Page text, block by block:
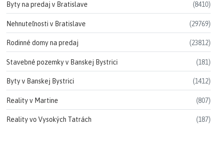
Byty na predaj v Bratislave (8410)
Nehnuteľnosti v Bratislave (29769)
Rodinné domy na predaj (23812)
Stavebné pozemky v Banskej Bystrici (181)
Byty v Banskej Bystrici (1412)
Reality v Martine (807)
Reality vo Vysokých Tatrách (187)